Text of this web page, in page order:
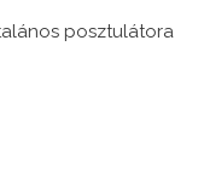
posztulátora